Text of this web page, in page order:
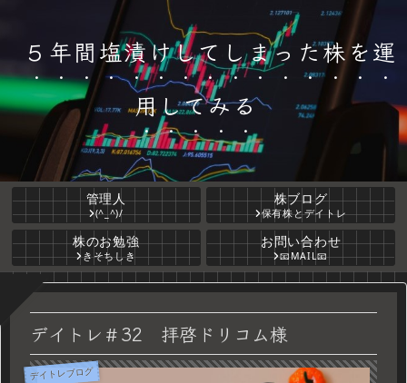
５年間塩漬けしてしまった株を運
用してみる
管理人
(^_^)/
株ブログ
保有株とデイトレ
株のお勉強
きそちしき
お問い合わせ
📧MAIL📧
デイトレ＃32 拝啓ドリコム様
デイトレブログ